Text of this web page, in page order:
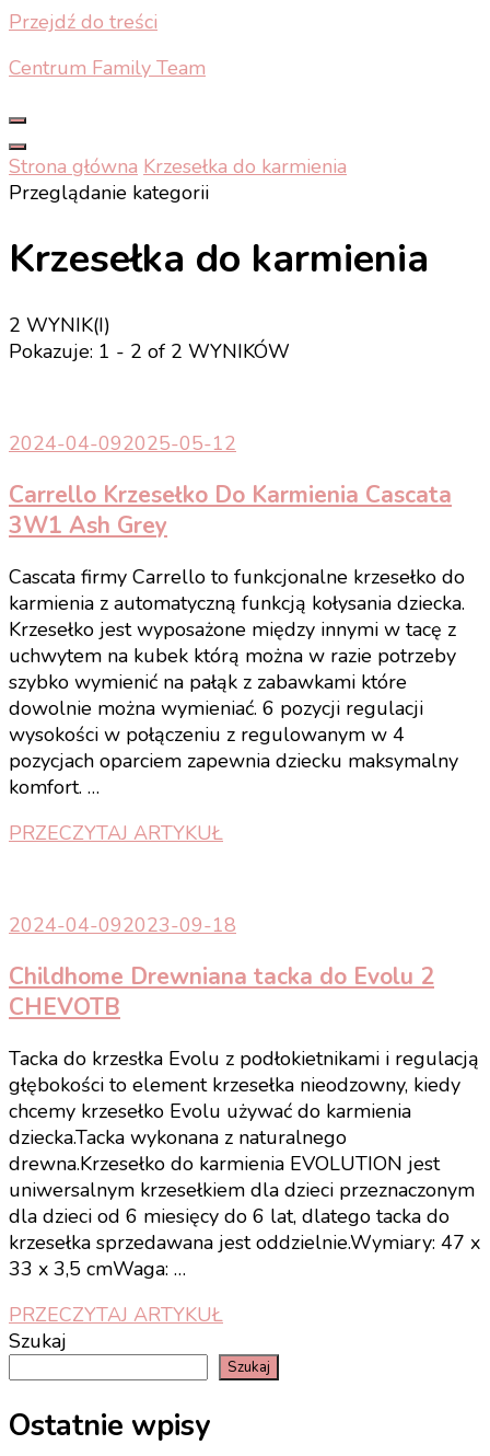
Przejdź do treści
Centrum Family Team
Strona główna Krzesełka do karmienia
Przeglądanie kategorii
Krzesełka do karmienia
2 WYNIK(I)
Pokazuje: 1 - 2 of 2 WYNIKÓW
2024-04-092025-05-12
Carrello Krzesełko Do Karmienia Cascata
3W1 Ash Grey
Cascata firmy Carrello to funkcjonalne krzesełko do
karmienia z automatyczną funkcją kołysania dziecka.
Krzesełko jest wyposażone między innymi w tacę z
uchwytem na kubek którą można w razie potrzeby
szybko wymienić na pałąk z zabawkami które
dowolnie można wymieniać. 6 pozycji regulacji
wysokości w połączeniu z regulowanym w 4
pozycjach oparciem zapewnia dziecku maksymalny
komfort. …
PRZECZYTAJ ARTYKUŁ
2024-04-092023-09-18
Childhome Drewniana tacka do Evolu 2
CHEVOTB
Tacka do krzesłka Evolu z podłokietnikami i regulacją
głębokości to element krzesełka nieodzowny, kiedy
chcemy krzesełko Evolu używać do karmienia
dziecka.Tacka wykonana z naturalnego
drewna.Krzesełko do karmienia EVOLUTION jest
uniwersalnym krzesełkiem dla dzieci przeznaczonym
dla dzieci od 6 miesięcy do 6 lat, dlatego tacka do
krzesełka sprzedawana jest oddzielnie.Wymiary: 47 x
33 x 3,5 cmWaga: …
PRZECZYTAJ ARTYKUŁ
Szukaj
Szukaj
Ostatnie wpisy